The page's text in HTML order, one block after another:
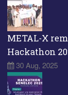
METAL-X
Hackathon
30 Aug, 2025